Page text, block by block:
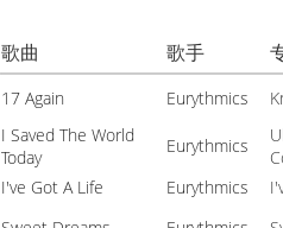
歌曲 歌手
17 Again Eurythmics
I Saved The World
Today
Eurythmics
I've Got A Life
Eurythmics